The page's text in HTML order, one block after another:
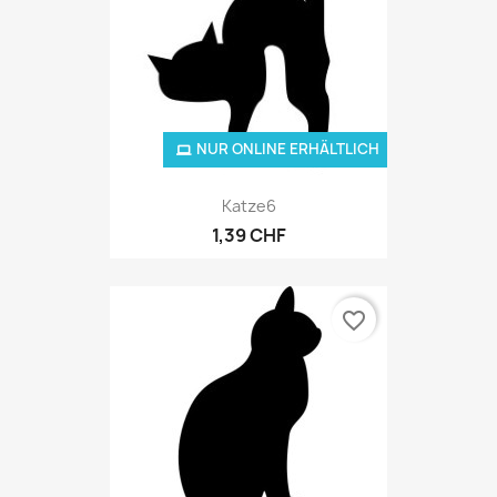
Katze6
1,39 CHF
NUR ONLINE ERHÄLTLICH
favorite_border